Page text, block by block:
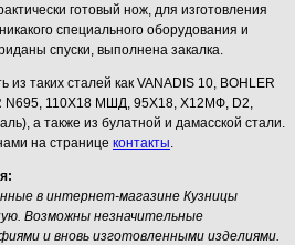
готовый нож, для изготовления
специального оборудования и
спуски, выполнена закалка.
из таких сталей как VANADIS 10, BOHLER
N695, 110Х18 МШД, 95Х18, Х12МФ, D2,
а также из булатной и дамасской стали.
на странице контакты.
в интернет-магазине Кузницы
Возможны незначительные
и вновь изготовленными изделиями.